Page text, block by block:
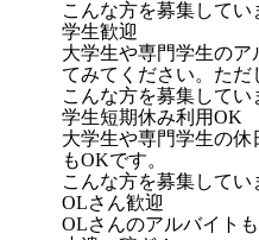
こんな方を募集してい
学生歓迎
大学生や専門学生の
てみてください。ただ
こんな方を募集してい
学生短期休み利用OK
大学生や専門学生の休
もOKです。
こんな方を募集してい
OLさん歓迎
OLさんのアルバイト